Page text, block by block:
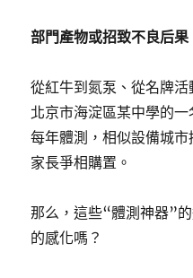
部門產物或招致不良后果
從紅牛到氮泵、從名牌
北京市海淀區某中學的
每年體測，相似設備城
家長爭相購置。
那么，這些“體測神器”
的感化嗎？